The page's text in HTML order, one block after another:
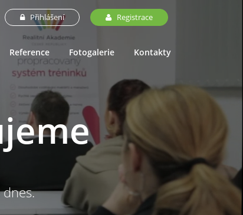
Přihlášení Registrace
Reference Fotogalerie Kontakty